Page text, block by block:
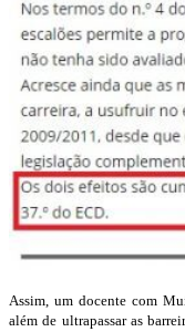
Assim, um docente com
além de ultrapassar as